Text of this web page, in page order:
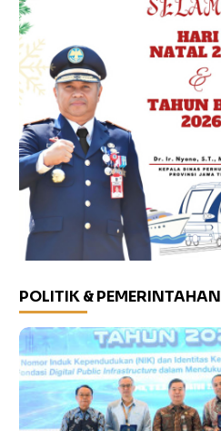
POLITIK & PEMERINTAHAN